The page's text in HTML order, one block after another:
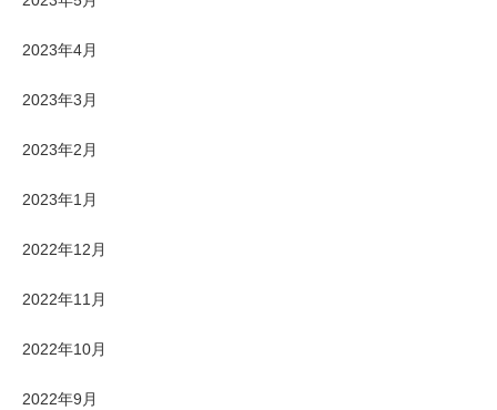
2023年4月
2023年3月
2023年2月
2023年1月
2022年12月
2022年11月
2022年10月
2022年9月